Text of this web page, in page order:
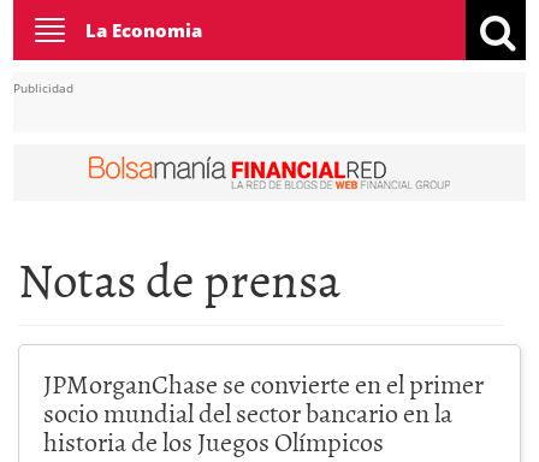
Toggle
navigation
La Economia
Publicidad
Notas de prensa
JPMorganChase se convierte en el primer
socio mundial del sector bancario en la
historia de los Juegos Olímpicos